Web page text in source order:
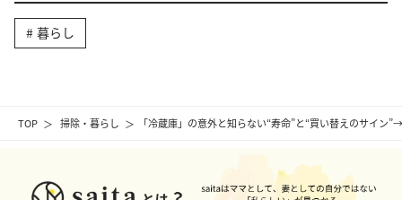
TOP 掃除・暮らし 「冷蔵庫」の意外と知らない“寿命”と“買い替えのサイン
暮らし